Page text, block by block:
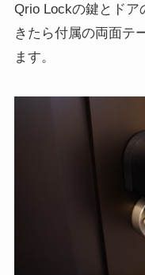
Qrio Lockの鍵とドア
きたら付属の両面テ
ます。